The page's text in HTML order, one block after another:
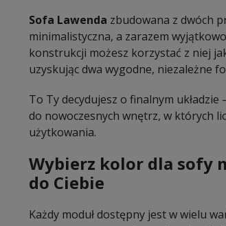
Sofa Lawenda zbudowana z dwóch
minimalistyczna, a zarazem
konstrukcji możesz korzystać z niej
uzyskując dwa wygodne, niezależne
To Ty decydujesz o finalnym układzie
do nowoczesnych wnętrz, w których
użytkowania.
Wybierz kolor dla sofy
do Ciebie
Każdy moduł dostępny jest w wielu